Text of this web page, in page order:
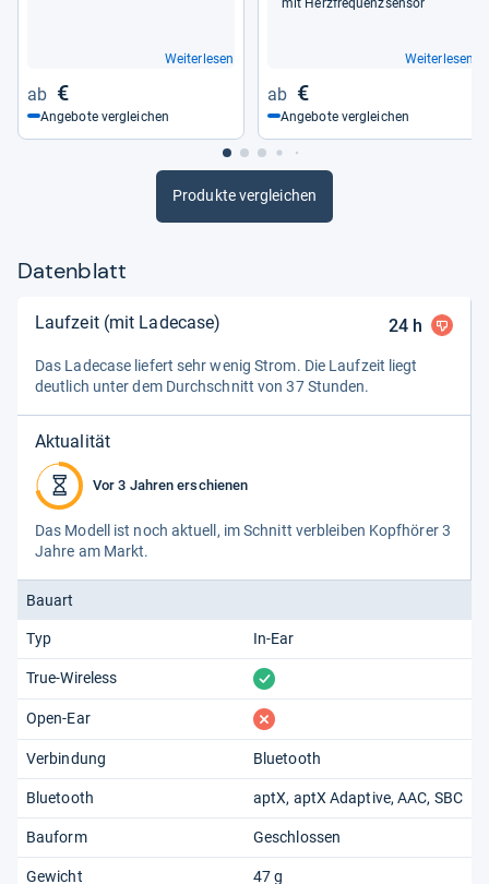
Weiterlesen
€
Angebote vergleichen
Weiterlesen
€
Angebote vergleichen
Produkte vergleichen
Datenblatt
Laufzeit (mit Ladecase) 24h
Das Lade­case lie­fert sehr wenig Strom. Die Lauf­zeit liegt
deut­lich unter dem Durch­schnitt von 37 Stun­den.
Aktualität
Vor 3 Jahren erschienen
Das Modell ist noch aktu­ell, im Schnitt ver­blei­ben Kopf­hö­rer 3
Jahre am Markt.
Bauart
Typ In-Ear
True-Wireless vorhanden
Open-Ear fehlt
Verbindung Bluetooth
Bluetooth aptX aptX Adaptive AAC SBC
Bauform Geschlossen
Gewicht 47 g